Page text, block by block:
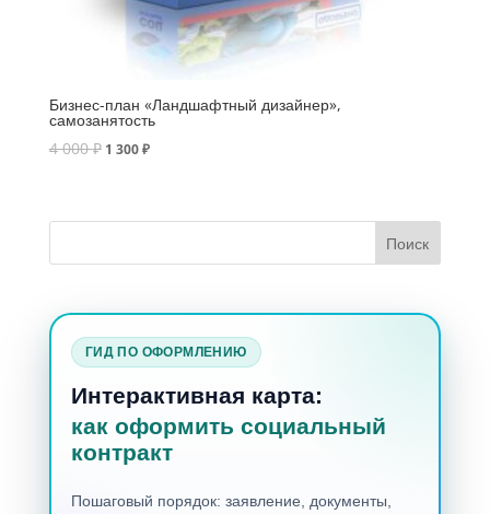
Бизнес-план «Ландшафтный дизайнер»,
самозанятость
4 000₽ 1 300₽
ГИД ПО ОФОРМЛЕНИЮ
Интерактивная карта:
как оформить социальный
контракт
Пошаговый порядок: заявление, документы,